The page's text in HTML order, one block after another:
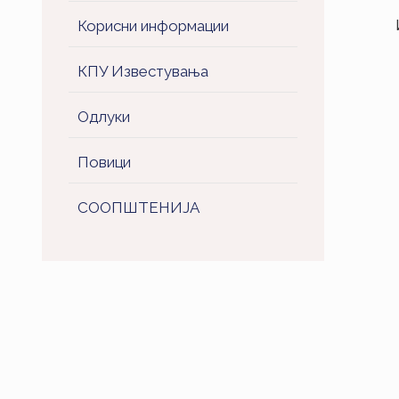
Корисни информации
КПУ Известувања
Одлуки
Повици
СООПШТЕНИJA